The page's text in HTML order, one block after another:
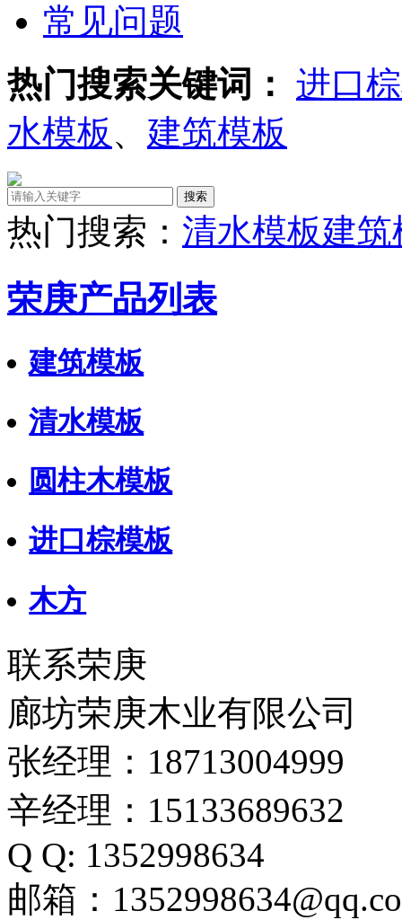
常见问题
热门搜索关键词： 进口
水模板 、 建筑模板
热门搜索： 清水模板建筑
荣庚产品列表
建筑模板
清水模板
圆柱木模板
进口棕模板
木方
联系荣庚
廊坊荣庚木业有限公司
张经理：18713004999
辛经理：15133689632
Q Q: 1352998634
邮箱：